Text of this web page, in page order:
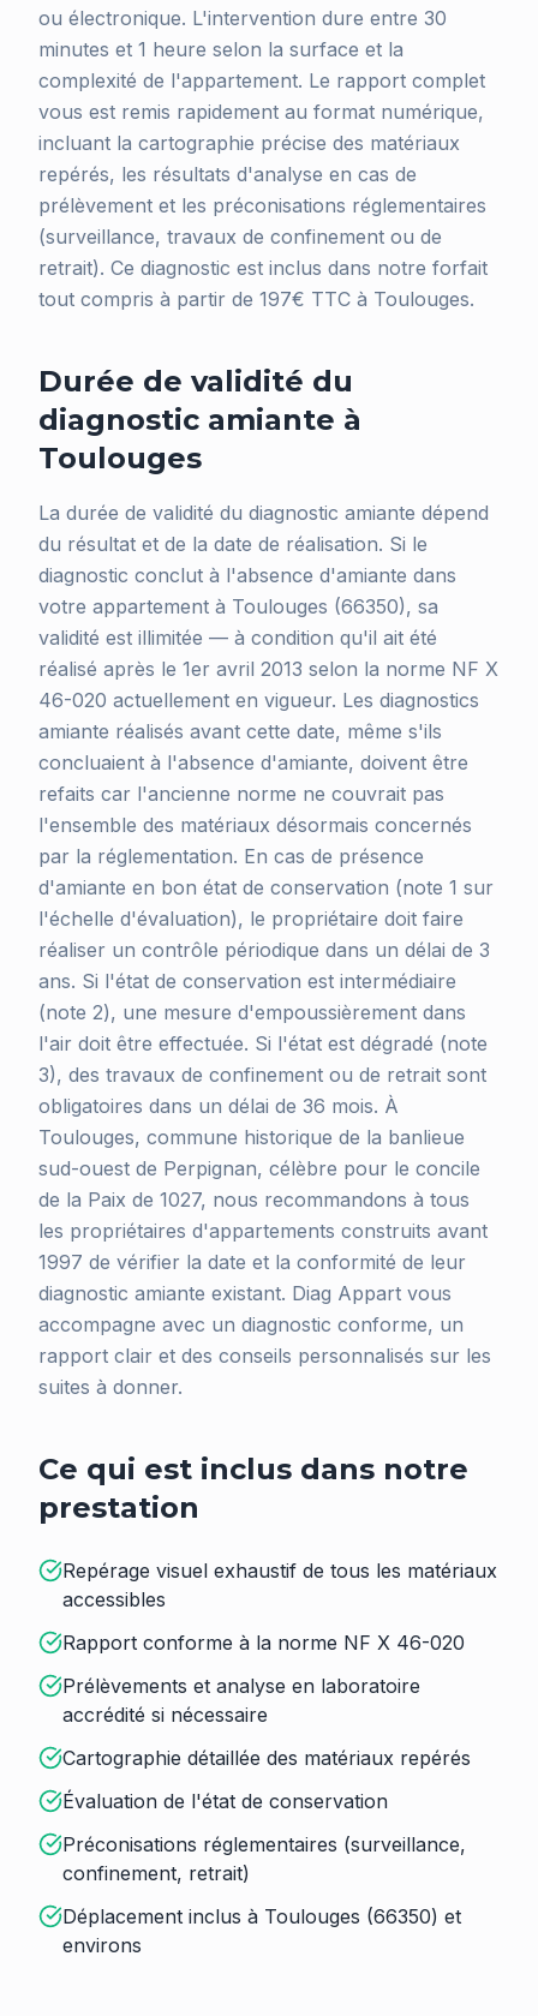
ou électronique. L'intervention dure entre 30
minutes et 1 heure selon la surface et la
complexité de l'appartement. Le rapport complet
vous est remis rapidement au format numérique,
incluant la cartographie précise des matériaux
repérés, les résultats d'analyse en cas de
prélèvement et les préconisations réglementaires
(surveillance, travaux de confinement ou de
retrait). Ce diagnostic est inclus dans notre forfait
tout compris à partir de 197€ TTC à Toulouges.
Durée de validité du
diagnostic amiante à
Toulouges
La durée de validité du diagnostic amiante dépend
du résultat et de la date de réalisation. Si le
diagnostic conclut à l'absence d'amiante dans
votre appartement à Toulouges (66350), sa
validité est illimitée — à condition qu'il ait été
réalisé après le 1er avril 2013 selon la norme NF X
46-020 actuellement en vigueur. Les diagnostics
amiante réalisés avant cette date, même s'ils
concluaient à l'absence d'amiante, doivent être
refaits car l'ancienne norme ne couvrait pas
l'ensemble des matériaux désormais concernés
par la réglementation. En cas de présence
d'amiante en bon état de conservation (note 1 sur
l'échelle d'évaluation), le propriétaire doit faire
réaliser un contrôle périodique dans un délai de 3
ans. Si l'état de conservation est intermédiaire
(note 2), une mesure d'empoussièrement dans
l'air doit être effectuée. Si l'état est dégradé (note
3), des travaux de confinement ou de retrait sont
obligatoires dans un délai de 36 mois. À
Toulouges, commune historique de la banlieue
sud-ouest de Perpignan, célèbre pour le concile
de la Paix de 1027, nous recommandons à tous
les propriétaires d'appartements construits avant
1997 de vérifier la date et la conformité de leur
diagnostic amiante existant. Diag Appart vous
accompagne avec un diagnostic conforme, un
rapport clair et des conseils personnalisés sur les
suites à donner.
Ce qui est inclus dans notre
prestation
Repérage visuel exhaustif de tous les matériaux
accessibles
Rapport conforme à la norme NF X 46-020
Prélèvements et analyse en laboratoire
accrédité si nécessaire
Cartographie détaillée des matériaux repérés
Évaluation de l'état de conservation
Préconisations réglementaires (surveillance,
confinement, retrait)
Déplacement inclus à Toulouges (66350) et
environs